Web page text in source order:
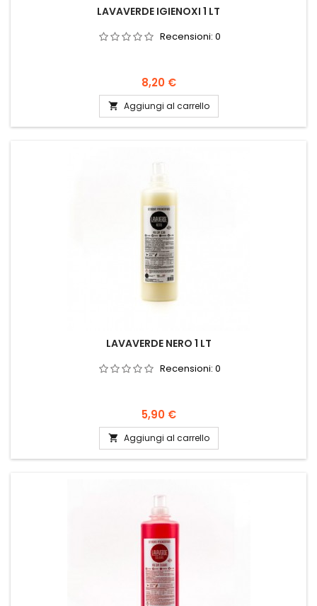
LAVAVERDE IGIENOXI 1 LT
Recensioni: 0
Prezzo
8,20 €
 Aggiungi al carrello
LAVAVERDE NERO 1 LT
Recensioni: 0
Prezzo
5,90 €
 Aggiungi al carrello